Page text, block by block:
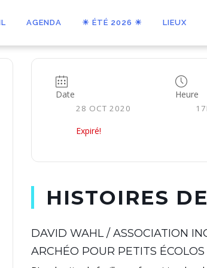
AGENDA ☀ ÉTÉ 2026 ☀ LIEUX
Date
28 OCT 2020
Expiré!
Heure
HISTOIRES
DAVID WAHL / ASSOCIATION
ARCHÉO POUR PETITS ÉCOLOS